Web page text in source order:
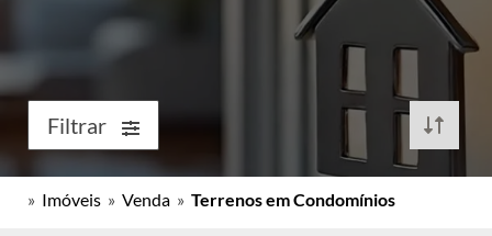
Filtrar
» Imóveis » Venda » Terrenos em Condomínios